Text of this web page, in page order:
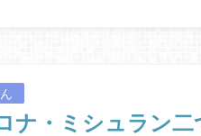
ナ・ミシュラン